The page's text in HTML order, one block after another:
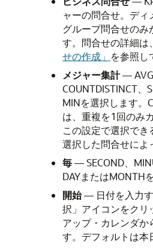
ャーの問合せ。ディ
グループ問合せのみ
す。問合せの詳細は、
せの作成」 を参照し
メジャー集計— AVG
COUNTDISTINCT、
MINを選択します。
は、重複を1回のみ
この設定で選択でき
選択した問合せによ
毎— SECOND、
DAYまたはMONTH
開始— 日付を入力
択」アイコンをクリ
アップ・カレンダか
す。デフォルトは本